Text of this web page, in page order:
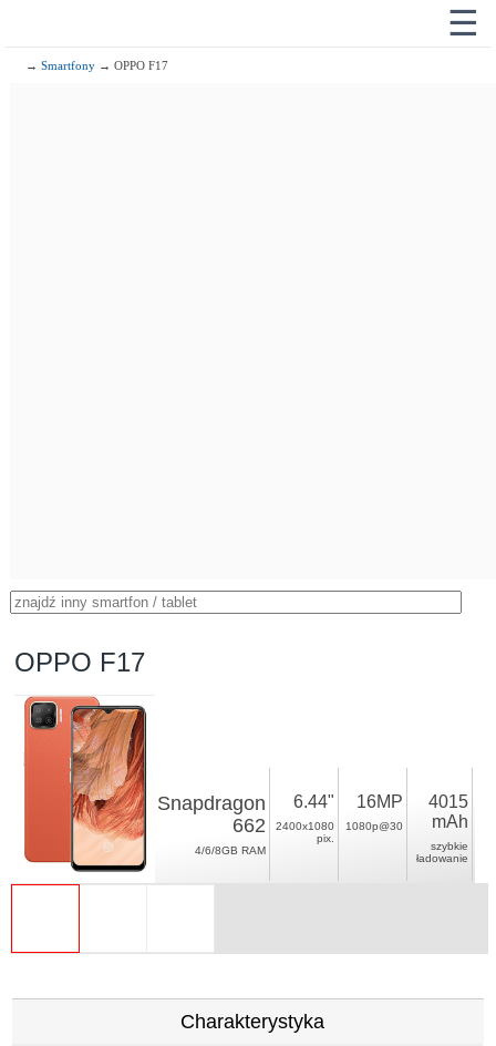
☰
→Smartfony → OPPO F17
OPPO F17
Snapdragon
662
4/6/8GB RAM
6.44"
2400x1080
pix.
16MP
1080p@30
4015
mAh
szybkie
ładowanie
Charakterystyka